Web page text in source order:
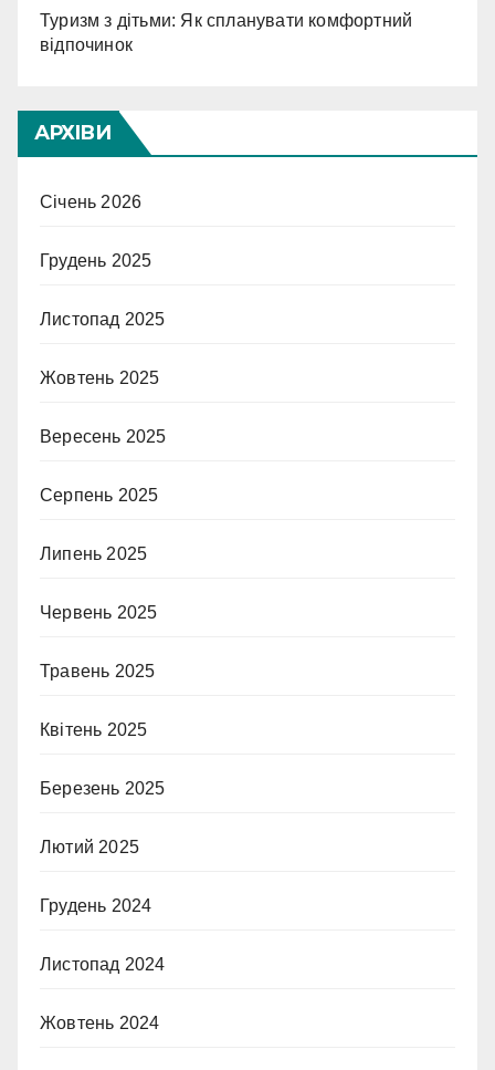
Туризм з дітьми: Як спланувати комфортний
відпочинок
АРХІВИ
Січень 2026
Грудень 2025
Листопад 2025
Жовтень 2025
Вересень 2025
Серпень 2025
Липень 2025
Червень 2025
Травень 2025
Квітень 2025
Березень 2025
Лютий 2025
Грудень 2024
Листопад 2024
Жовтень 2024